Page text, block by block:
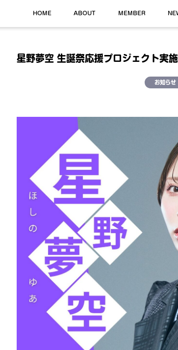
HOME ABOUT MEMBER
星野夢空 生誕祭応援プロジェクト実施
お知らせ